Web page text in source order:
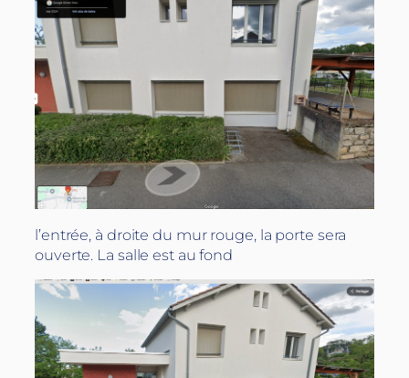
l’entrée, à droite du mur rouge, la porte sera
ouverte. La salle est au fond